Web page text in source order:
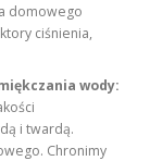
domowego
ciśnienia,
wody:
i twardą.
Chronimy